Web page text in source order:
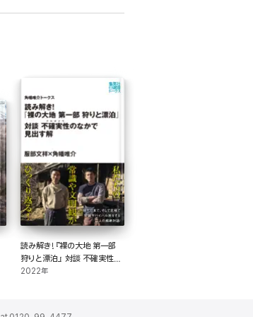
読み解き!『裸の大地 第一部
狩りと漂泊』 対談 不確実性
(ナルホイヤ)のなかで見出す
2022年